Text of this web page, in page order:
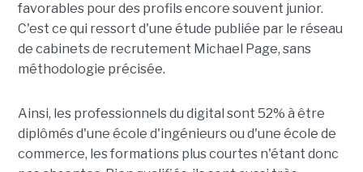
favorables pour des profils encore souvent junior.
C'est ce qui ressort d'une étude publiée par le réseau
de cabinets de recrutement Michael Page, sans
méthodologie précisée.
Ainsi, les professionnels du digital sont 52% à être
diplômés d'une école d'ingénieurs ou d'une école de
commerce, les formations plus courtes n'étant donc